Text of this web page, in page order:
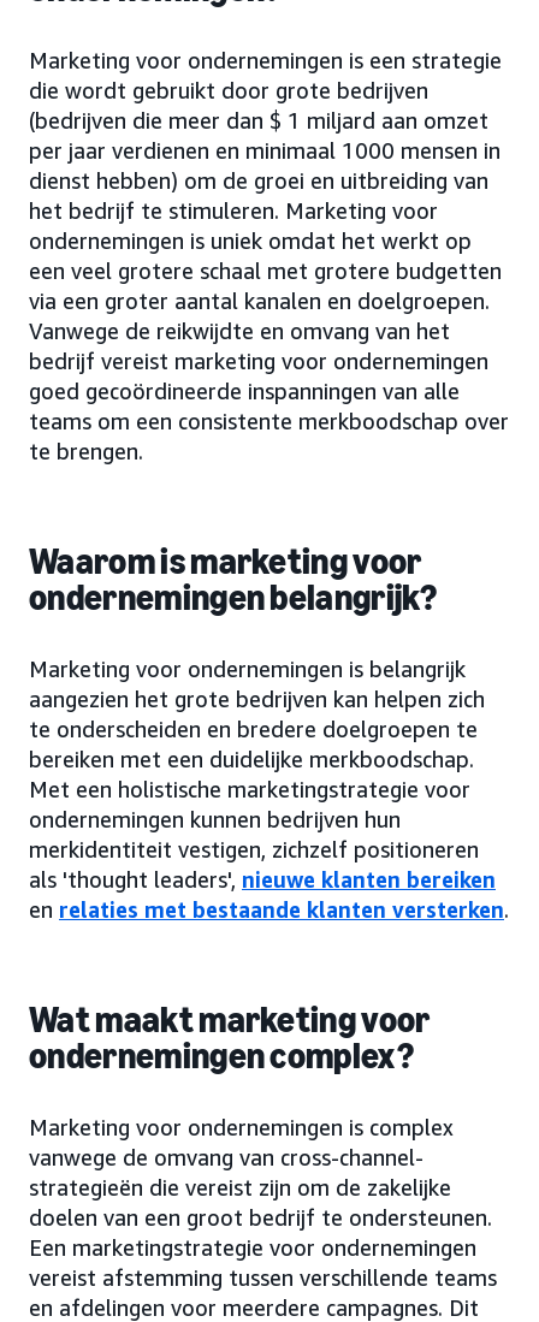
Marketing voor ondernemingen is een strategie
die wordt gebruikt door grote bedrijven
(bedrijven die meer dan $ 1 miljard aan omzet
per jaar verdienen en minimaal 1000 mensen in
dienst hebben) om de groei en uitbreiding van
het bedrijf te stimuleren. Marketing voor
ondernemingen is uniek omdat het werkt op
een veel grotere schaal met grotere budgetten
via een groter aantal kanalen en doelgroepen.
Vanwege de reikwijdte en omvang van het
bedrijf vereist marketing voor ondernemingen
goed gecoördineerde inspanningen van alle
teams om een consistente merkboodschap over
te brengen.
Waarom is marketing voor
ondernemingen belangrijk?
Marketing voor ondernemingen is belangrijk
aangezien het grote bedrijven kan helpen zich
te onderscheiden en bredere doelgroepen te
bereiken met een duidelijke merkboodschap.
Met een holistische marketingstrategie voor
ondernemingen kunnen bedrijven hun
merkidentiteit vestigen, zichzelf positioneren
als 'thought leaders', nieuwe klanten bereiken
en relaties met bestaande klanten versterken.
Wat maakt marketing voor
ondernemingen complex?
Marketing voor ondernemingen is complex
vanwege de omvang van cross-channel-
strategieën die vereist zijn om de zakelijke
doelen van een groot bedrijf te ondersteunen.
Een marketingstrategie voor ondernemingen
vereist afstemming tussen verschillende teams
en afdelingen voor meerdere campagnes. Dit